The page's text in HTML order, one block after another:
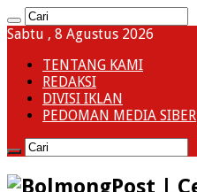
Sabtu , 8 Agustus 2026
TENTANG KAMI
REDAKSI
DIVISI IKLAN
PEDOMAN MEDIA SIBER